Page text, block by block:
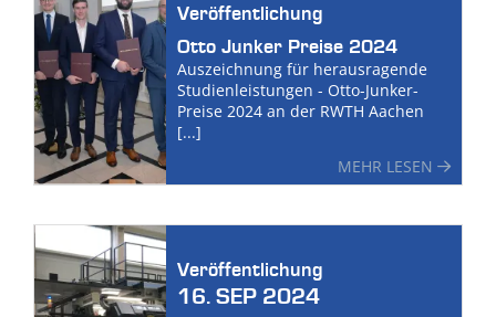
Veröffentlichung
Otto Junker Preise 2024
Auszeichnung für herausragende
Studienleistungen - Otto-Junker-
Preise 2024 an der RWTH Aachen
[...]
MEHR LESEN
Veröffentlichung
16. SEP 2024